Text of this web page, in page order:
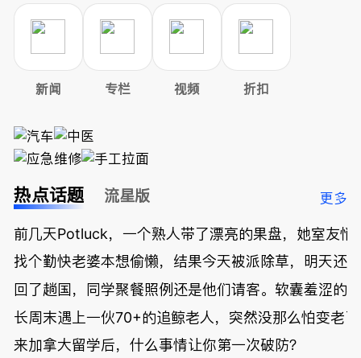
新闻 专栏 视频 折扣
热点话题 流星版 更多
前几天Potluck，一个熟人带了漂亮的果盘，她室友悄
找个勤快老婆本想偷懒，结果今天被派除草，明天还
回了趟国，同学聚餐照例还是他们请客。软囊羞涩的
长周末遇上一伙70+的追鲸老人，突然没那么怕变老了
来加拿大留学后，什么事情让你第一次破防？